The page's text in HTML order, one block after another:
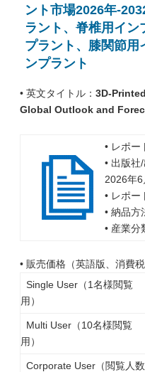
ント市場2026年-
ラント、脊椎用イ
プラント、膝関節用
ンプラント
• 英文タイトル： 3D-
Global Outlook and
• レポー
• 出版社/
2026年6
• レポー
• 納品方
• 産業分
• 販売価格（英語版、消費税
Single User（1名様閲覧
用）
Multi User（10名様閲覧
用）
Corporate User（閲覧人数